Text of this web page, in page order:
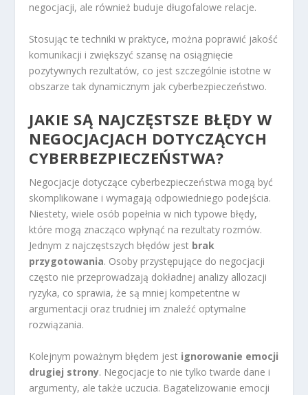
negocjacji, ale również buduje długofalowe relacje.
Stosując te techniki w praktyce, można poprawić jakość
komunikacji i zwiększyć szansę na osiągnięcie
pozytywnych rezultatów, co jest szczególnie istotne w
obszarze tak dynamicznym jak cyberbezpieczeństwo.
JAKIE SĄ NAJCZĘSTSZE BŁĘDY W
NEGOCJACJACH DOTYCZĄCYCH
CYBERBEZPIECZEŃSTWA?
Negocjacje dotyczące cyberbezpieczeństwa mogą być
skomplikowane i wymagają odpowiedniego podejścia.
Niestety, wiele osób popełnia w nich typowe błędy,
które mogą znacząco wpłynąć na rezultaty rozmów.
Jednym z najczęstszych błędów jest brak
przygotowania. Osoby przystępujące do negocjacji
często nie przeprowadzają dokładnej analizy allozacji
ryzyka, co sprawia, że są mniej kompetentne w
argumentacji oraz trudniej im znaleźć optymalne
rozwiązania.
Kolejnym poważnym błędem jest ignorowanie emocji
drugiej strony. Negocjacje to nie tylko twarde dane i
argumenty, ale także uczucia. Bagatelizowanie emocji